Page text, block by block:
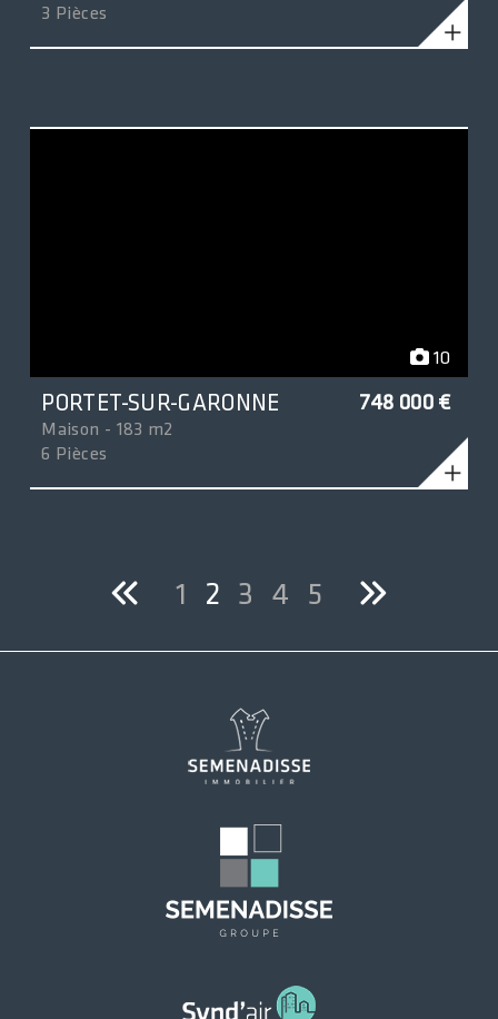
3 Pièces
PORTET-SUR-GARONNE 748 000 €
Maison - 183 m2
6 Pièces
10
1 2 3 4 5